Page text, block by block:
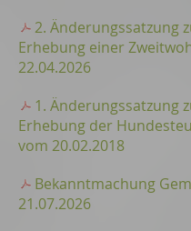
2. Änderungssatzung
Erhebung einer
22.04.2026
1. Änderungssatzung
Erhebung der
vom 20.02.2018
Bekanntmachung
21.07.2026